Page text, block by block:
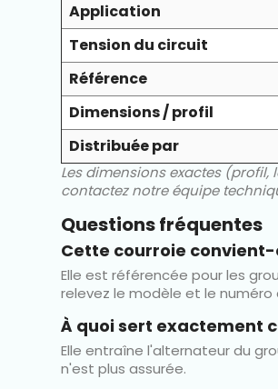
Application
Tension du circuit
Référence
Dimensions / profil
Distribuée par
Les dimensions exactes
contactez notre équipe
Questions fréquentes
Cette courroie convient-
Elle est référencée pour les
relevez le modèle et le
À quoi sert exactement
Elle entraîne l'alternateur du
n'est plus assurée.